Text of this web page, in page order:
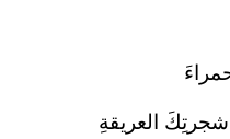
العريقةِ